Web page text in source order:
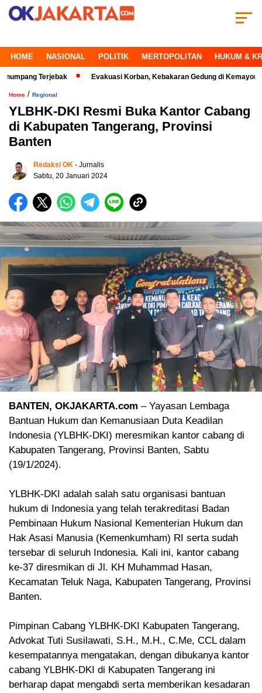
HOME NASIONAL POLITIK MERTOPOLITAN HUKUM &
Terjebak Evakuasi Korban, Kebakaran Gedung di Kemayoran Makin
Home / Regional
YLBHK-DKI Resmi Buka Kantor Cabang
di Kabupaten Tangerang, Provinsi
Banten
Redaksi OK - Jurnalis
Sabtu, 20 Januari 2024
BANTEN, OKJAKARTA.com – Yayasan Lembaga
Bantuan Hukum dan Kemanusiaan Duta Keadilan
Indonesia (YLBHK-DKI) meresmikan kantor cabang di
Kabupaten Tangerang, Provinsi Banten, Sabtu
(19/1/2024).
YLBHK-DKI adalah salah satu organisasi bantuan
hukum di Indonesia yang telah terakreditasi Badan
Pembinaan Hukum Nasional Kementerian Hukum dan
Hak Asasi Manusia (Kemenkumham) RI serta sudah
tersebar di seluruh Indonesia. Kali ini, kantor cabang
ke-37 diresmikan di Jl. KH Muhammad Hasan,
Kecamatan Teluk Naga, Kabupaten Tangerang, Provinsi
Banten.
Pimpinan Cabang YLBHK-DKI Kabupaten Tangerang,
Advokat Tuti Susilawati, S.H., M.H., C.Me, CCL dalam
kesempatannya mengatakan, dengan dibukanya kantor
cabang YLBHK-DKI di Kabupaten Tangerang ini
berharap dapat mengabdi serta memberikan kesadaran